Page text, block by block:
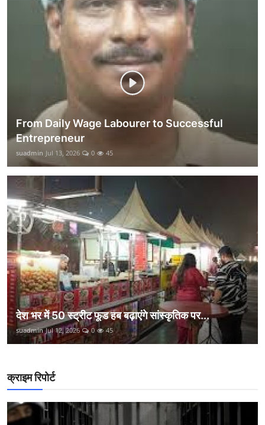
From Daily Wage Labourer to Successful
Entrepreneur
suadmin Jul 13, 2026 0 45
देश भर में 50 स्ट्रीट फूड हब बढ़ाएंगे सांस्कृतिक पर...
suadmin Jul 12, 2026 0 45
क्राइम रिपोर्ट